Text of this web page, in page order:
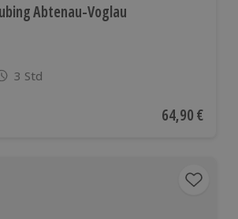
Abtenau-Voglau
3 Std
Aktueller
64,90 €